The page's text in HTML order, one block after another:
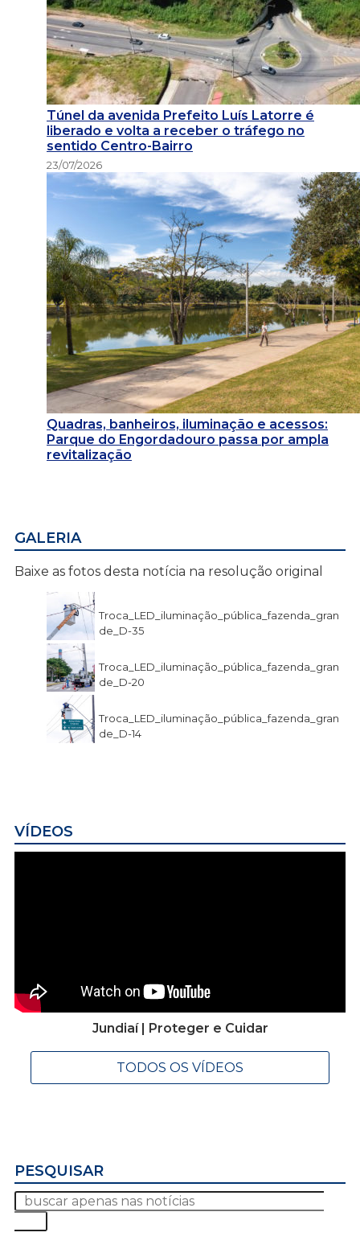
Túnel da avenida Prefeito Luís Latorre é
liberado e volta a receber o tráfego no
sentido Centro-Bairro
23/07/2026
Quadras, banheiros, iluminação e acessos:
Parque do Engordadouro passa por ampla
revitalização
GALERIA
Baixe as fotos desta notícia na resolução original
Troca_LED_iluminação_pública_fazenda_gran
de_D-35
Troca_LED_iluminação_pública_fazenda_gran
de_D-20
Troca_LED_iluminação_pública_fazenda_gran
de_D-14
VÍDEOS
Jundiaí | Proteger e Cuidar
TODOS OS VÍDEOS
PESQUISAR